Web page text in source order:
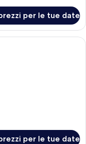
per le tue date
in piuma, minibar, una
per le tue date